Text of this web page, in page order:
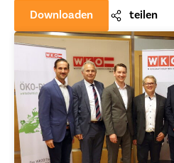
Downloaden teilen